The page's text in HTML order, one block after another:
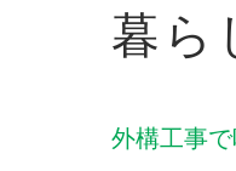
暮ら
外構工事